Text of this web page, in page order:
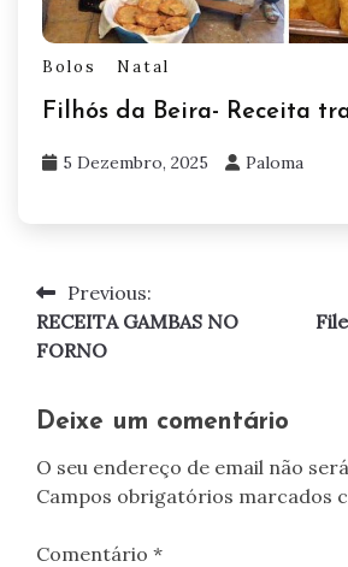
Bolos Natal
Filhós da Beira- Receita
5 Dezembro, 2025 Paloma
Navegação
de
Previous:
RECEITA GAMBAS NO
FORNO
Deixe um comentário
O seu endereço de email não
Campos obrigatórios marcados
Comentário *